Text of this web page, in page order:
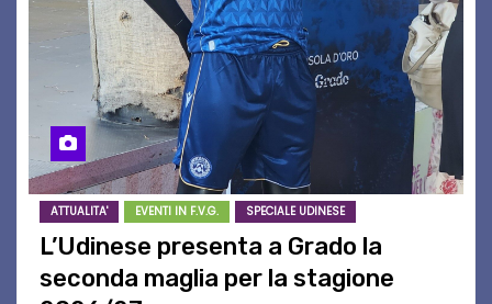
ATTUALITA' EVENTI IN F.V.G. SPECIALE UDINESE
L’Udinese presenta a Grado la
seconda maglia per la stagione